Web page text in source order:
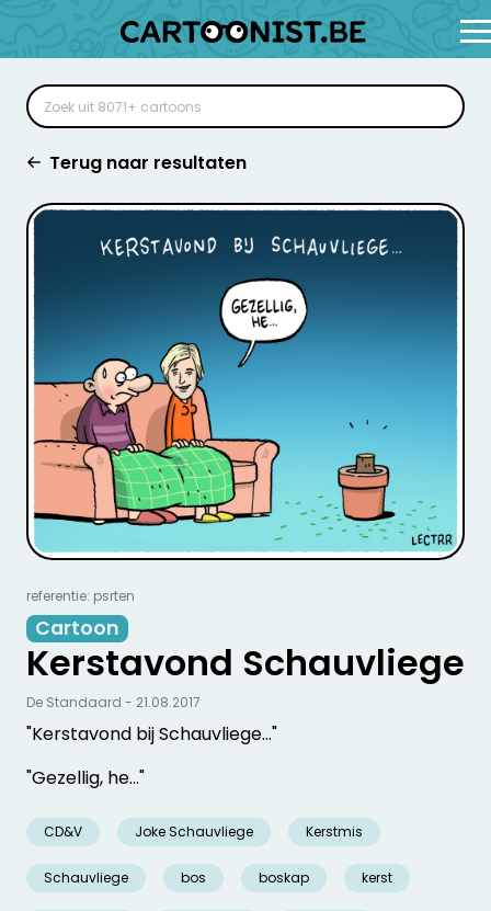
Terug naar resultaten
referentie: psrten
Cartoon
Kerstavond Schauvliege
"Kerstavond bij Schauvliege..."
"Gezellig, he..."
CD&V Joke Schauvliege Kerstmis
Schauvliege bos boskap kerst
De Standaard - 21.08.2017